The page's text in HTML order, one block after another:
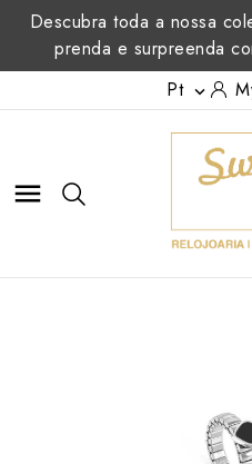
Descubra toda a nossa
prenda e surpreenda
Pt 
